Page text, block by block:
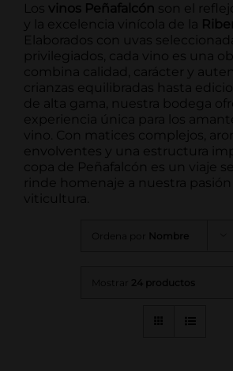
Los vinos Peñafalcón son el
y la excelencia vinícola de la
Elaborados con uvas
privilegiados, cada vino es una
combina calidad, carácter y
crianzas equilibradas hasta
de alta gama, nuestra bodega
experiencia única para los
vino. Con matices complejos,
envolventes y una estructura
copa de Peñafalcón es un viaje
rinde homenaje a nuestra pasión
viticultura.
Ordena por Nombre
Mostrar 24 productos